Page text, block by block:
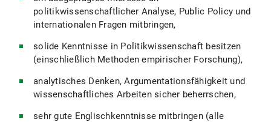
politikwissenschaftlicher Analyse, Public Policy und
internationalen Fragen mitbringen,
solide Kenntnisse in Politikwissenschaft besitzen
(einschließlich Methoden empirischer Forschung),
analytisches Denken, Argumentationsfähigkeit und
wissenschaftliches Arbeiten sicher beherrschen,
sehr gute Englischkenntnisse mitbringen (alle